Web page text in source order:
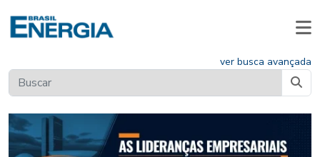
ver busca avançada